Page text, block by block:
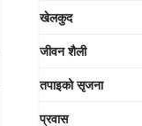
खेलकुद
जीवन शैली
तपाइको सृजना
प्रवास